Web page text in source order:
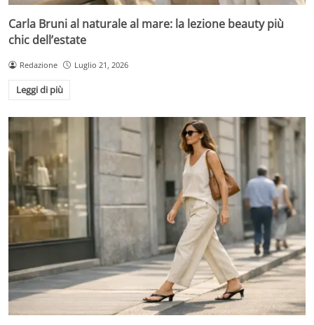
Carla Bruni al naturale al mare: la lezione beauty più
chic dell’estate
Redazione Luglio 21, 2026
Leggi di più